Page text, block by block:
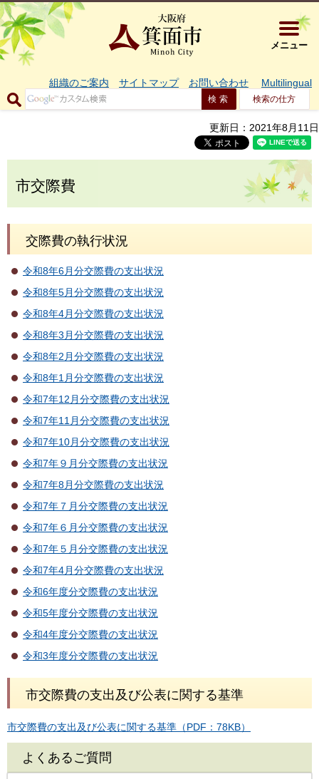
大阪府箕
メニュー
組織のご案内 サイトマップ お問い合わせ Multilingual
検索の仕方
更新日：2021年8月11日
市交際費
交際費の執行状況
令和8年6月分交際費の支出状況
令和8年5月分交際費の支出状況
令和8年4月分交際費の支出状況
令和8年3月分交際費の支出状況
令和8年2月分交際費の支出状況
令和8年1月分交際費の支出状況
令和7年12月分交際費の支出状況
令和7年11月分交際費の支出状況
令和7年10月分交際費の支出状況
令和7年９月分交際費の支出状況
令和7年8月分交際費の支出状況
令和7年７月分交際費の支出状況
令和7年６月分交際費の支出状況
令和7年５月分交際費の支出状況
令和7年4月分交際費の支出状況
令和6年度分交際費の支出状況
令和5年度分交際費の支出状況
令和4年度分交際費の支出状況
令和3年度分交際費の支出状況
市交際費の支出及び公表に関する基準
市交際費の支出及び公表に関する基準（PDF：78KB）
よくあるご質問